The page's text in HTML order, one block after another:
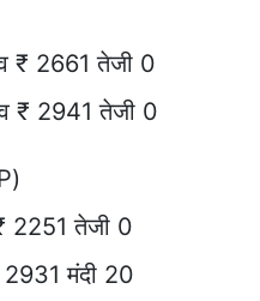
₹ 2661 तेजी 0
₹ 2941 तेजी 0
2251 तेजी 0
2931 मंदी 20